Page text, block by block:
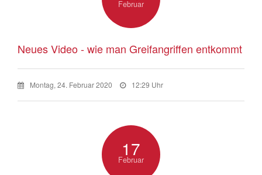
Februar
Neues Video - wie man Greifangriffen entkommt
Montag, 24. Februar 2020 12:29 Uhr
17
Februar